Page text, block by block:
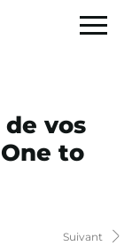
vos
to
Suivant